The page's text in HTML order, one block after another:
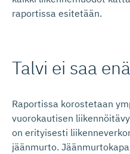
raportissa esitetään.
Talvi ei saa
Raportissa korostetaan
vuorokautisen
on erityisesti
jäänmurto.